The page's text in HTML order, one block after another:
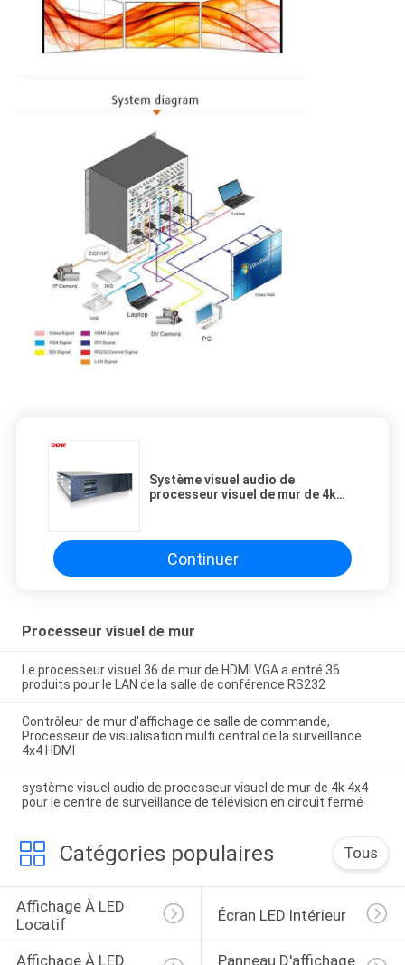
Système visuel audio de
processeur visuel de mur de 4k
Continuer
Processeur visuel de mur
Le processeur visuel 36 de mur de HDMI VGA a entré 36
produits pour le LAN de la salle de conférence RS232
Contrôleur de mur d'affichage de salle de commande,
Processeur de visualisation multi central de la surveillance
4x4 HDMI
système visuel audio de processeur visuel de mur de 4k 4x4
pour le centre de surveillance de télévision en circuit fermé
Catégories populaires Tous
Affichage À LED
Locatif
Écran LED Intérieur
Affichage À LED Panneau D'affichage